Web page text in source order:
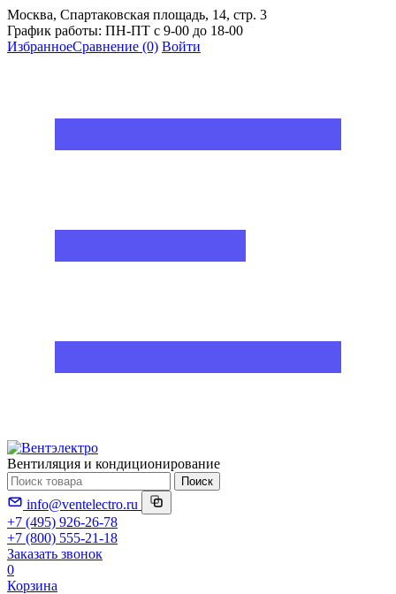
Москва, Спартаковская площадь, 14, стр. 3
График работы: ПН-ПТ с 9-00 до 18-00
ИзбранноеСравнение (0) Войти
Вентиляция и кондиционирование
Поиск
info@ventelectro.ru
+7 (495) 926-26-78
+7 (800) 555-21-18
Заказать звонок
0
Корзина